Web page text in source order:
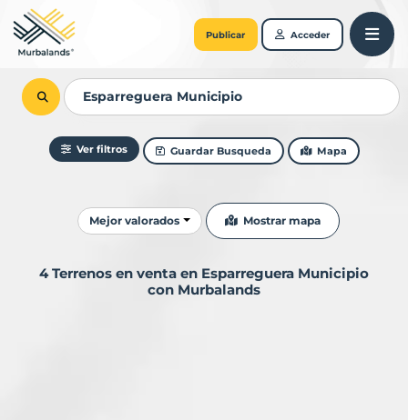
Publicar Acceder
Ver filtros Guardar Busqueda Mapa
Ordenar resultados
Mejor valorados Mostrar mapa
4 Terrenos en venta en Esparreguera Municipio
con Murbalands